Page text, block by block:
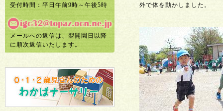
受付時間：平日午前9時～午後5時
メールへの返信は、翌開園日以降
に順次返信いたします。
外で体を動かしました。